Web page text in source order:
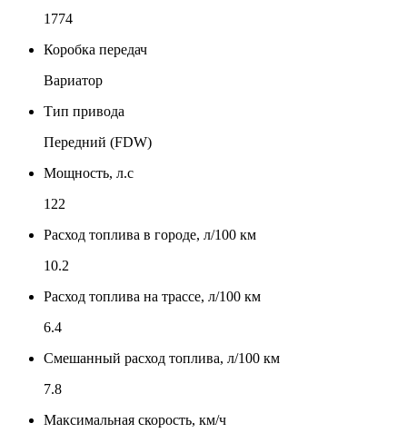
1774
Коробка передач
Вариатор
Тип привода
Передний (FDW)
Мощность, л.с
122
Расход топлива в городе, л/100 км
10.2
Расход топлива на трассе, л/100 км
6.4
Смешанный расход топлива, л/100 км
7.8
Максимальная скорость, км/ч